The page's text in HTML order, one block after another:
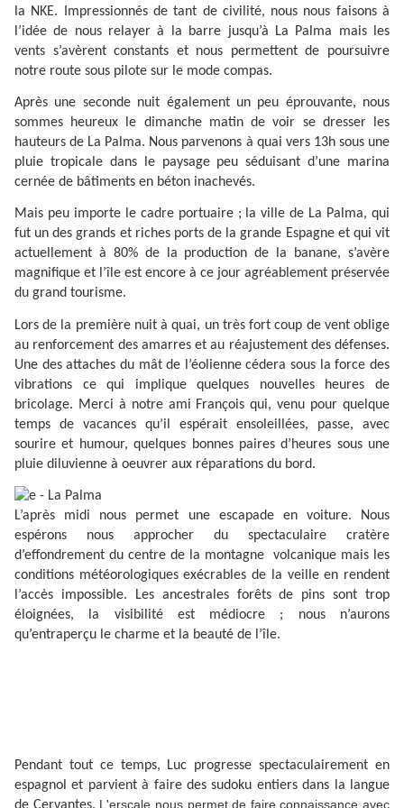
la NKE. Impressionnés de tant de civilité, nous nous faisons à
l’idée de nous relayer à la barre jusqu’à La Palma mais les
vents s’avèrent constants et nous permettent de poursuivre
notre route sous pilote sur le mode compas.
Après une seconde nuit également un peu éprouvante, nous
sommes heureux le dimanche matin de voir se dresser les
hauteurs de La Palma. Nous parvenons à quai vers 13h sous une
pluie tropicale dans le paysage peu séduisant d’une marina
cernée de bâtiments en béton inachevés.
Mais peu importe le cadre portuaire ; la ville de La Palma, qui
fut un des grands et riches ports de la grande Espagne et qui vit
actuellement à 80% de la production de la banane, s’avère
magnifique et l’île est encore à ce jour agréablement préservée
du grand tourisme.
Lors de la première nuit à quai, un très fort coup de vent oblige
au renforcement des amarres et au réajustement des défenses.
Une des attaches du mât de l’éolienne cédera sous la force des
vibrations ce qui implique quelques nouvelles heures de
bricolage. Merci à notre ami François qui, venu pour quelque
temps de vacances qu’il espérait ensoleillées, passe, avec
sourire et humour, quelques bonnes paires d’heures sous une
pluie diluvienne à oeuvrer aux réparations du bord.
L’après midi nous permet une escapade en voiture. Nous
espérons nous approcher du spectaculaire cratère
d’effondrement du centre de la montagne volcanique mais les
conditions météorologiques exécrables de la veille en rendent
l’accès impossible. Les ancestrales forêts de pins sont trop
éloignées, la visibilité est médiocre ; nous n’aurons
qu’entraperçu le charme et la beauté de l’île.
Pendant tout ce temps, Luc progresse spectaculairement en
espagnol et parvient à faire des sudoku entiers dans la langue
L'erscale nous permet de faire connaissance avec